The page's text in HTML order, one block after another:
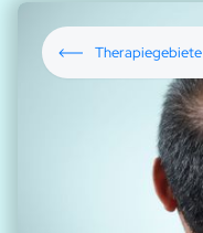
Therapiegebiete